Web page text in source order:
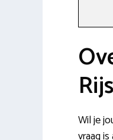
Wil je
vraag